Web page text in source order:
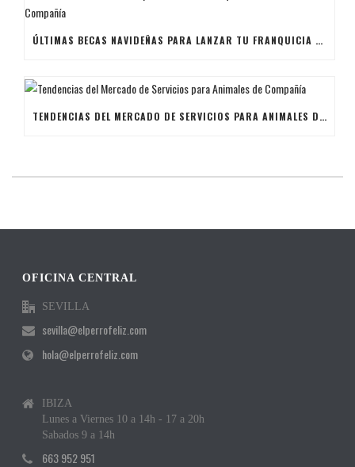
ÚLTIMAS BECAS NAVIDEÑAS PARA LANZAR TU FRANQUICIA DE ANIMALES DE COMPAÑÍA
TENDENCIAS DEL MERCADO DE SERVICIOS PARA ANIMALES DE COMPAÑÍA
OFICINA CENTRAL
SEVILLA
sevilla@elperrofeliz.com
hola@elperrofeliz.com
IBIZA
Lunes a Viernes 10 a 14h - 17 a 20h
Sabados 9 a 14h
663 952 951